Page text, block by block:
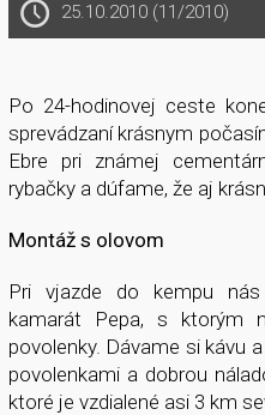
25.10.2010 (11/2010)
Po 24-hodinovej ceste
sprevádzaní krásnym
Ebre pri známej
rybačky a dúfame, že aj
Montáž s olovom
Pri vjazde do kempu
kamarát Pepa, s ktorým
povolenky. Dávame si kávu
povolenkami a dobrou
ktoré je vzdialené asi 3 km